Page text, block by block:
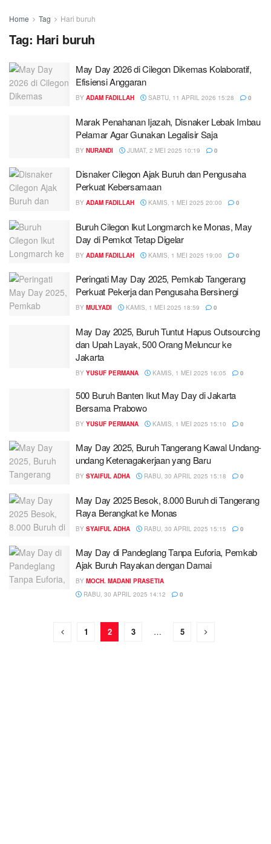
Home Tag Hari buruh
Tag: Hari buruh
May Day 2026 di Cilegon Dikemas Kolaboratif,
Efisiensi Anggaran
BY ADAM FADILLAH SABTU, 11 APRIL 2026 15:28 0
Marak Penahanan Ijazah, Disnaker Lebak Imbau
Pelamar Agar Gunakan Legalisir Saja
BY NURANDI JUMAT, 2 MEI 2025 10:19 0
Disnaker Cilegon Ajak Buruh dan Pengusaha
Perkuat Kebersamaan
BY ADAM FADILLAH KAMIS, 1 MEI 2025 20:00 0
Buruh Cilegon Ikut Longmarch ke Monas, May
Day di Pemkot Tetap Digelar
BY ADAM FADILLAH KAMIS, 1 MEI 2025 19:00 0
Peringati May Day 2025, Pemkab Tangerang
Perkuat Pekerja dan Pengusaha Bersinergi
BY MULYADI KAMIS, 1 MEI 2025 18:59 0
May Day 2025, Buruh Tuntut Hapus Outsourcing
dan Upah Layak, 500 Orang Meluncur ke
Jakarta
BY YUSUF PERMANA KAMIS, 1 MEI 2025 16:05 0
500 Buruh Banten Ikut May Day di Jakarta
Bersama Prabowo
BY YUSUF PERMANA KAMIS, 1 MEI 2025 15:10 0
May Day 2025, Buruh Tangerang Kawal Undang-
undang Ketenagakerjaan yang Baru
BY SYAIFUL ADHA RABU, 30 APRIL 2025 15:18 0
May Day 2025 Besok, 8.000 Buruh di Tangerang
Raya Berangkat ke Monas
BY SYAIFUL ADHA RABU, 30 APRIL 2025 15:15 0
May Day di Pandeglang Tanpa Euforia, Pemkab
Ajak Buruh Rayakan dengan Damai
BY MOCH. MADANI PRASETIA
RABU, 30 APRIL 2025 14:12
0
1 2 3 … 5